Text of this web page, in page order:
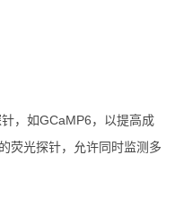
，如GCaMP6，以提高成
荧光探针，允许同时监测多